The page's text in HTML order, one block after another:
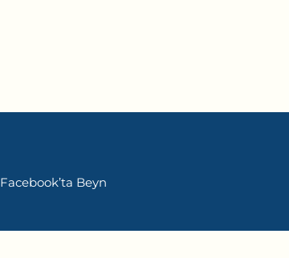
Facebook’ta Beyn